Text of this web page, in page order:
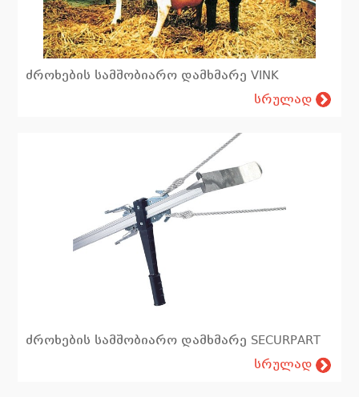
ძროხების სამშობიარო დამხმარე VINK
სრულად
ძროხების სამშობიარო დამხმარე SECURPART
სრულად